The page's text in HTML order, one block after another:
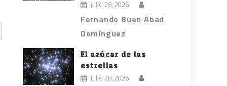
julio 28, 2026
Fernando Buen Abad
Domínguez
El azúcar de las
estrellas
julio 28, 2026